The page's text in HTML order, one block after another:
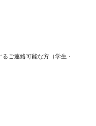
ご連絡可能な方（学生・